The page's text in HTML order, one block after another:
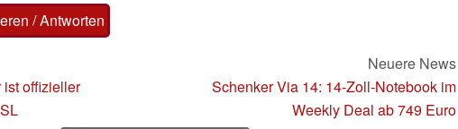
/ Antworten
ist offizieller
Neuere News
Schenker Via 14: 14-Zoll-Notebook im
Weekly Deal ab 749 Euro